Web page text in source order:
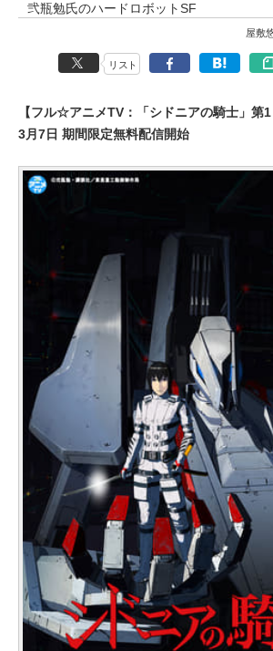
弐瓶勉氏のハードロボットSF
屋敷
リスト
【フル☆アニメTV：「シドニアの騎士」第1
3月7日 期間限定無料配信開始